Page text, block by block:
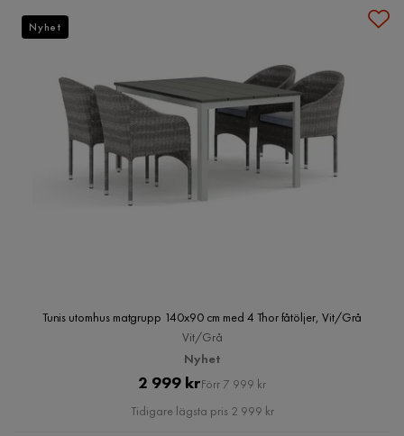
Tunis utomhus matgrupp 140x90 cm med 4 Thor fåtöljer, Vit/Grå
Vit/Grå
Nyhet
Pris
2 999 krOriginal
Pris
Förr 7 999 kr
Tidigare lägsta pris 2 999 kr
Nyhet